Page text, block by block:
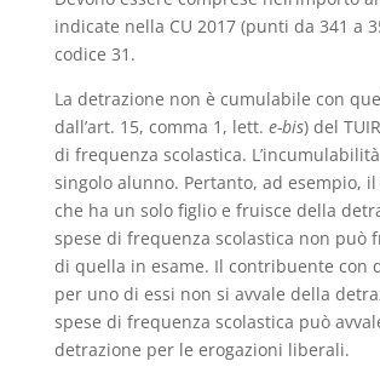
indicate nella CU 2017 (punti da 341 a
codice 31.
La detrazione non è cumulabile con
dall’art. 15, comma 1, lett. e-bis) del
di frequenza scolastica.
singolo alunno. Pertanto, ad esempio,
che ha un solo figlio e fruisce della
spese di frequenza scolastica non può
di quella in esame. Il contribuente con
per uno di essi non si avvale della
spese di frequenza scolastica può
detrazione per le erogazioni liberali.